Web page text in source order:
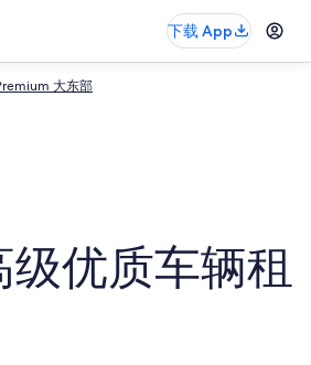
下载 App
大东部
优质车辆租